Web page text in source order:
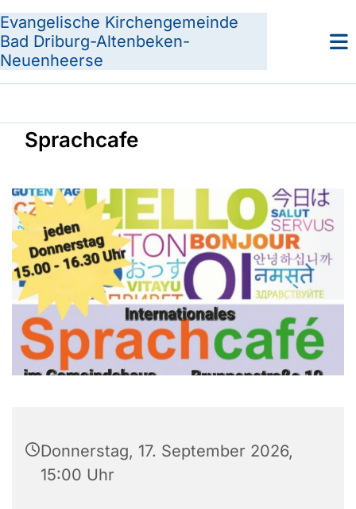
Evangelische Kirchengemeinde
Bad Driburg-Altenbeken-
Neuenheerse
Sprachcafe
Donnerstag, 17. September 2026,
15:00 Uhr